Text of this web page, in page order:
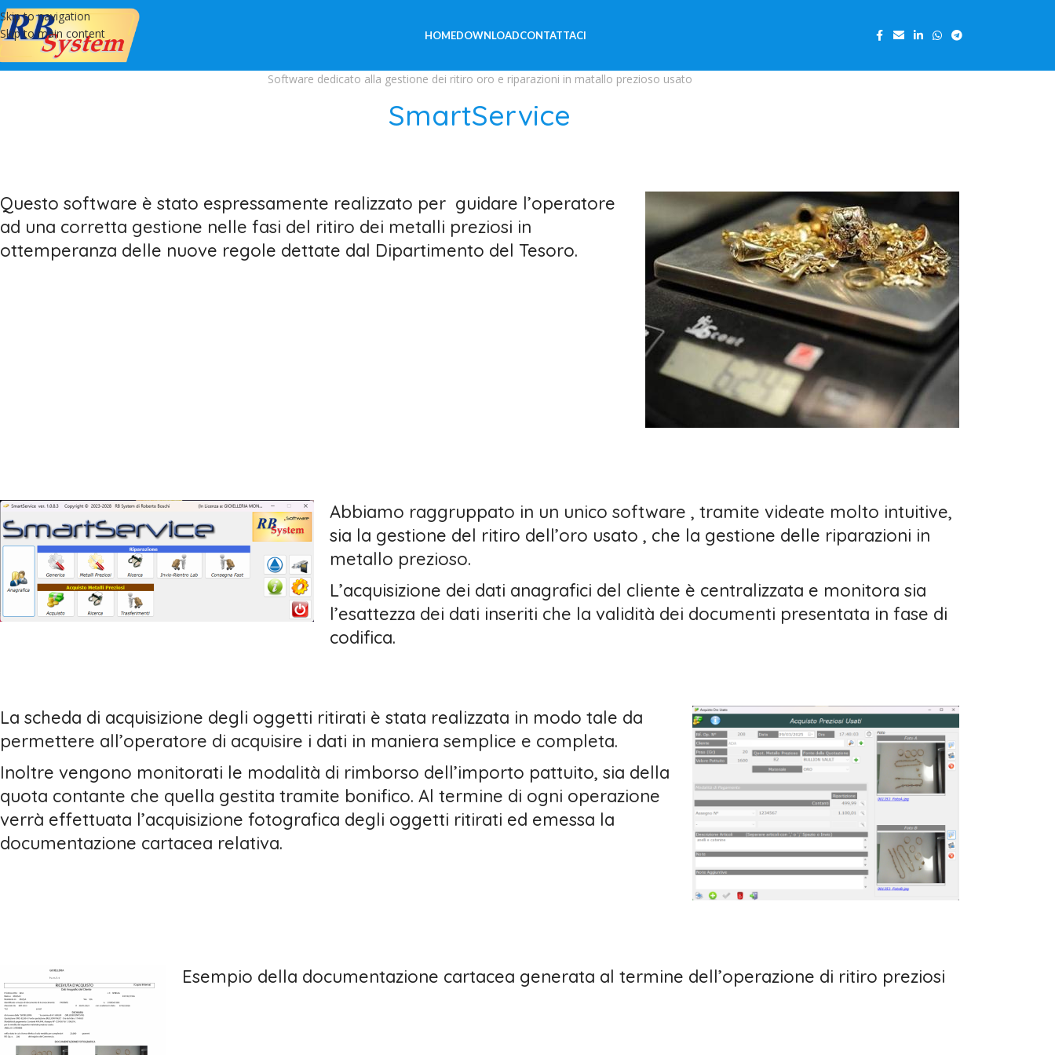
Skip to navigation
Skip to main content
HOMEDOWNLOADCONTATTACI
Software dedicato alla gestione dei ritiro oro e riparazioni in matallo prezioso usato
SmartService
Questo software è stato espressamente realizzato per guidare l’operatore
ad una corretta gestione nelle fasi del ritiro dei metalli preziosi in
ottemperanza delle nuove regole dettate dal Dipartimento del Tesoro.
Abbiamo raggruppato in un unico software , tramite videate molto intuitive,
sia la gestione del ritiro dell’oro usato , che la gestione delle riparazioni in
metallo prezioso.
L’acquisizione dei dati anagrafici del cliente è centralizzata e monitora sia
l’esattezza dei dati inseriti che la validità dei documenti presentata in fase di
codifica.
La scheda di acquisizione degli oggetti ritirati è stata realizzata in modo tale da
permettere all’operatore di acquisire i dati in maniera semplice e completa.
Inoltre vengono monitorati le modalità di rimborso dell’importo pattuito, sia della
quota contante che quella gestita tramite bonifico. Al termine di ogni operazione
verrà effettuata l’acquisizione fotografica degli oggetti ritirati ed emessa la
documentazione cartacea relativa.
Esempio della documentazione cartacea generata al termine dell’operazione di ritiro preziosi